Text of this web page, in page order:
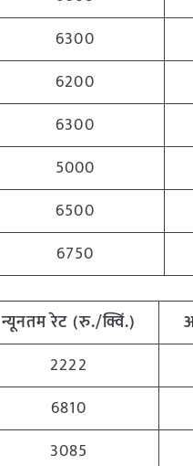
6300
6200
6300
5000
6500
6750
न्यूनतम रेट (रु./क्विं.)
2222
6810
3085